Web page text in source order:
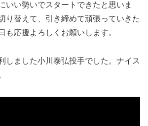
いい勢いでスタートできたと思いま
り替えて、引き締めて頑張っていきた
も応援よろしくお願いします。
しました小川泰弘投手でした。ナイス